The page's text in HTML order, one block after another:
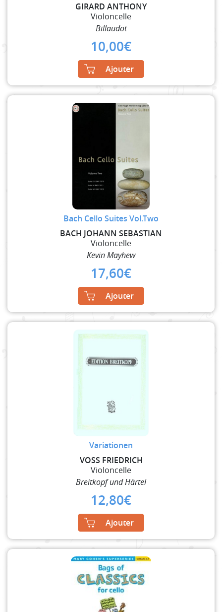
GIRARD ANTHONY
Violoncelle
Billaudot
10,00€
Ajouter
Bach Cello Suites Vol.Two
BACH JOHANN SEBASTIAN
Violoncelle
Kevin Mayhew
17,60€
Ajouter
Variationen
VOSS FRIEDRICH
Violoncelle
Breitkopf und Härtel
12,80€
Ajouter